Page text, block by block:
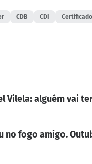
CDB CDI
Vilela: alguém vai
no fogo amigo.